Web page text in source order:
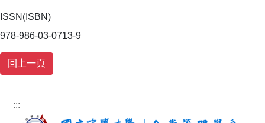
ISSN(ISBN)
978-986-03-0713-9
:::